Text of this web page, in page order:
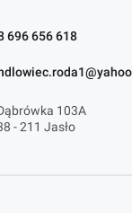
696 656 618
103A
- 211 Jasło